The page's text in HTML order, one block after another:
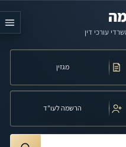
עורכי דין
מגזין
הרשמה לעו"ד